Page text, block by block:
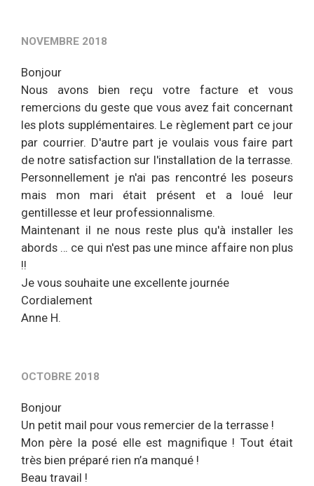
NOVEMBRE 2018
Bonjour
Nous avons bien reçu votre facture et vous
remercions du geste que vous avez fait concernant
les plots supplémentaires. Le règlement part ce jour
par courrier. D'autre part je voulais vous faire part
de notre satisfaction sur l'installation de la terrasse.
Personnellement je n'ai pas rencontré les poseurs
mais mon mari était présent et a loué leur
gentillesse et leur professionnalisme.
Maintenant il ne nous reste plus qu'à installer les
abords … ce qui n'est pas une mince affaire non plus
!!
Je vous souhaite une excellente journée
Cordialement
Anne H.
OCTOBRE 2018
Bonjour
Un petit mail pour vous remercier de la terrasse !
Mon père la posé elle est magnifique ! Tout était
très bien préparé rien n’a manqué !
Beau travail !